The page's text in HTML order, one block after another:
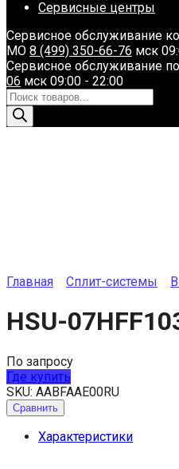
Сервисные центры
Сервисное обслуживание
МО 8 (499) 350-66-76 мск
Сервисное обслуживание
06 мск 09:00 - 22:00
Поиск
товаров
Главная Сплит-системы
HSU-
По запросу
Где купить
SKU: AABFAAE00RU
Сравнить
Характеристики